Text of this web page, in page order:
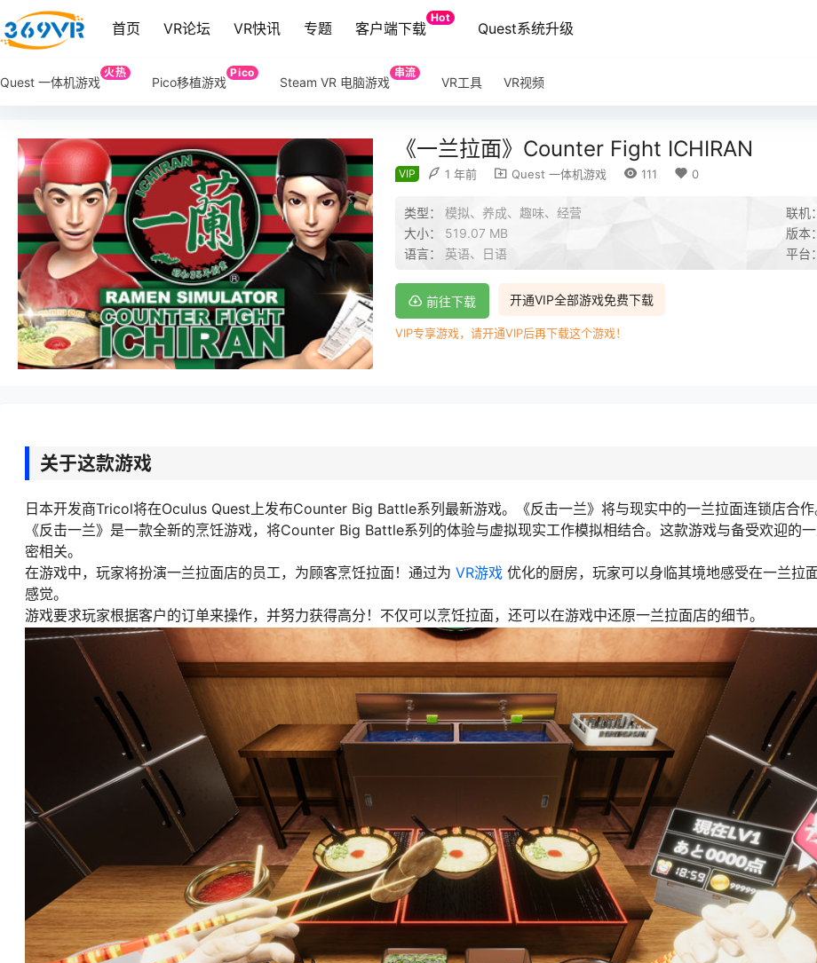
首页 VR论坛 VR快讯 专题 客户端下载
Hot
Quest系统升级
Quest 一体机游戏
火热
Pico移植游戏
Pico
Steam VR 电脑游戏
串流
VR工具 VR视频
《一兰拉面》Counter Fight ICHIRAN
VIP 1 年前 Quest 一体机游戏 111 0
类型： 模拟、养成、趣味、经营 联机
大小： 519.07 MB 版本
语言： 英语、日语 平台
开通VIP全部游戏免费下载
前往下载
VIP专享游戏，请开通VIP后再下载这个游戏！
关于这款游戏
日本开发商Tricol将在Oculus Quest上发布Counter Big Battle系列最新游戏。《反击一兰》将与现实中的一兰拉面连锁店合作
《反击一兰》是一款全新的烹饪游戏，将Counter Big Battle系列的体验与虚拟现实工作模拟相结合。这款游戏与备受欢迎的
密相关。
在游戏中，玩家将扮演一兰拉面店的员工，为顾客烹饪拉面！通过为 VR游戏 优化的厨房，玩家可以身临其境地感受在一兰拉
感觉。
游戏要求玩家根据客户的订单来操作，并努力获得高分！不仅可以烹饪拉面，还可以在游戏中还原一兰拉面店的细节。